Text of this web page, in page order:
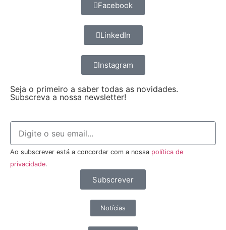
Facebook
LinkedIn
Instagram
Seja o primeiro a saber todas as novidades.
Subscreva a nossa newsletter!
Ao subscrever está a concordar com a nossa política de
privacidade.
Subscrever
Notícias